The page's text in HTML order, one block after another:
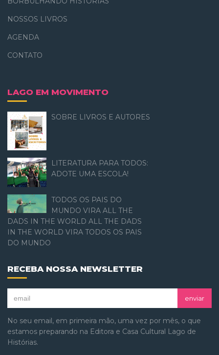
NOSSOS LIVROS
AGENDA
CONTATO
LAGO EM MOVIMENTO
SOBRE LIVROS E AUTORES
LITERATURA PARA TODOS:
ADOTE UMA ESCOLA!
TODOS OS PAIS DO
MUNDO VIRA ALL THE
DADS IN THE WORLD ALL THE DADS
IN THE WORLD VIRA TODOS OS PAIS
DO MUNDO
RECEBA NOSSA NEWSLETTER
enviar
No seu email, em primeira mão, uma vez por mês, o que
estamos preparando na Editora e Casa Cultural Lago de
Histórias.